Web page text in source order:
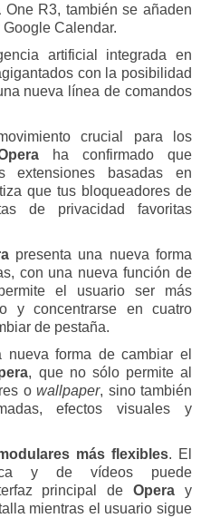
One R3, también se añaden
Calendar.
artificial integrada en
con la posibilidad
nueva línea de comandos
crucial para los
ha confirmado que
extensiones basadas en
que tus bloqueadores de
de privacidad favoritas
presenta una nueva forma
con una nueva función de
el usuario ser más
y concentrarse en cuatro
de pestaña.
nueva forma de cambiar el
, que no sólo permite al
owallpaper, sino también
efectos visuales y
más flexibles. El
y de vídeos puede
principal deOpera y
mientras el usuario sigue